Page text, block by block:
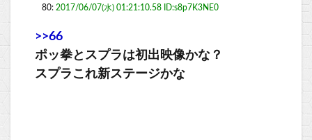
80: 2017/06/07(水) 01:21:10.58 ID:s8p7K3NE0
>>66
ポッ拳とスプラは初出映像かな？
スプラこれ新ステージかな